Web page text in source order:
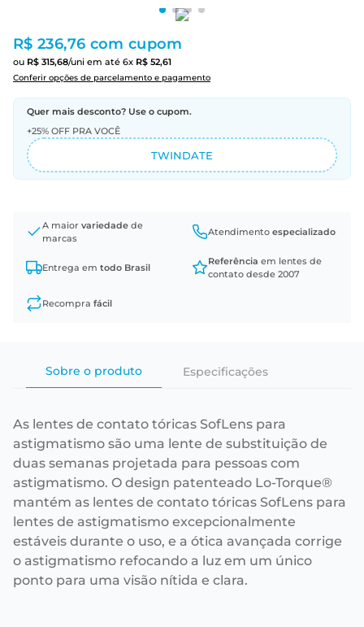
R$ 236,76 com cupom
ou R$ 315,68/uni em até 6x R$ 52,61
Conferir opções de parcelamento e pagamento
Quer mais desconto? Use o cupom.
+25% OFF PRA VOCÊ
TWINDATE
A maior variedade de
marcas
Atendimento especializado
Entrega em todo Brasil
Referência em lentes de
contato desde 2007
Recompra fácil
Sobre o produto Especificações
As lentes de contato tóricas SofLens para
astigmatismo são uma lente de substituição de
duas semanas projetada para pessoas com
astigmatismo. O design patenteado Lo-Torque®
mantém as lentes de contato tóricas SofLens para
lentes de astigmatismo excepcionalmente
estáveis durante o uso, e a ótica avançada corrige
o astigmatismo refocando a luz em um único
ponto para uma visão nítida e clara.